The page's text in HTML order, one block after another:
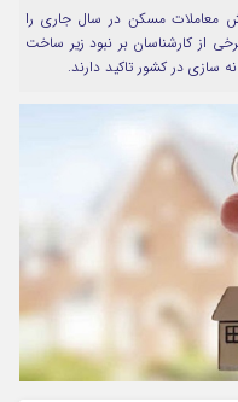
معاملات مسکن در سال جاری را
از کارشناسان بر نبود زیر ساخت
سازی در کشور تاکید دارند.